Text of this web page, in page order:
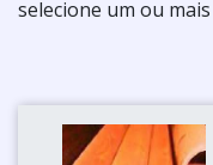
selecione um ou